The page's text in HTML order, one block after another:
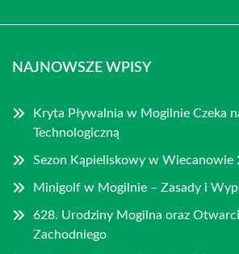
NAJNOWSZE WPISY
Kryta Pływalnia w Mogilnie Czeka
Technologiczną
Sezon Kąpieliskowy w Wiecanowie
Minigolf w Mogilnie – Zasady i
628. Urodziny Mogilna oraz
Zachodniego